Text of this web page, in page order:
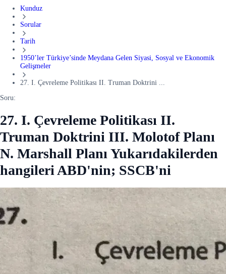
Kunduz
Sorular
Tarih
1950’ler Türkiye’sinde Meydana Gelen Siyasi, Sosyal ve Ekonomik
Gelişmeler
27. I. Çevreleme Politikası II. Truman Doktrini ...
Soru:
27. I. Çevreleme Politikası II.
Truman Doktrini III. Molotof Planı
N. Marshall Planı Yukarıdakilerden
hangileri ABD'nin; SSCB'ni